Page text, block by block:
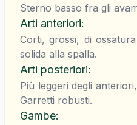
Sterno basso fra gli
Arti anteriori:
Corti, grossi, di
solida alla spalla.
Arti posteriori:
Più leggeri degli
Garretti robusti.
Gambe: